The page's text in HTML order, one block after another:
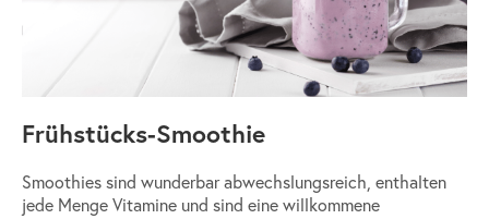
Frühstücks-Smoothie
Smoothies sind wunderbar abwechslungsreich, enthalten
jede Menge Vitamine und sind eine willkommene